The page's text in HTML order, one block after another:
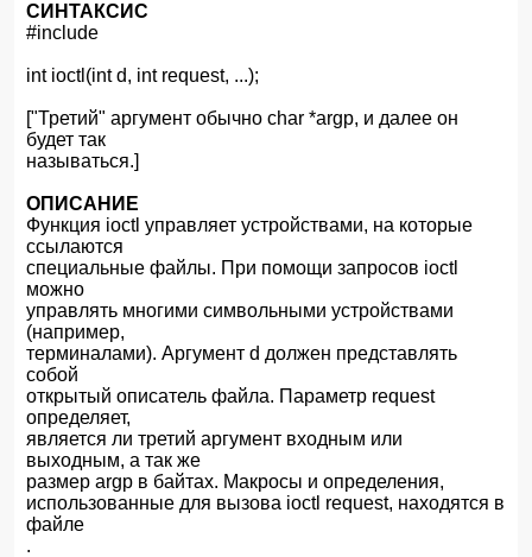
СИНТАКСИС
#include
int ioctl(int d, int request, ...);
["Третий" аргумент обычно char *argp, и далее он
будет так
называться.]
ОПИСАНИЕ
Функция ioctl управляет устройствами, на которые
ссылаются
специальные файлы. При помощи запросов ioctl
можно
управлять многими символьными устройствами
(например,
терминалами). Аргумент d должен представлять
собой
открытый описатель файла. Параметр request
определяет,
является ли третий аргумент входным или
выходным, а так же
размер argp в байтах. Макросы и определения,
использованные для вызова ioctl request, находятся в
файле
.